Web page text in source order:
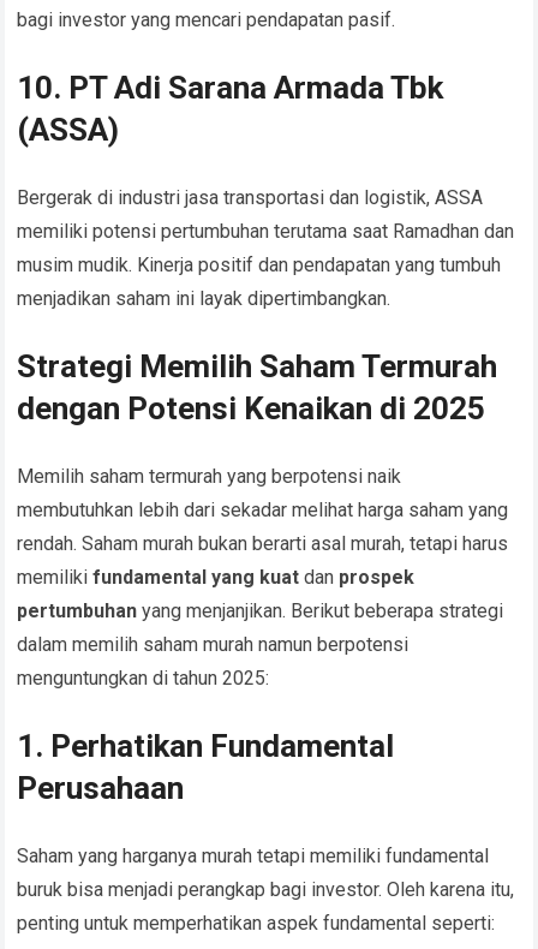
bagi investor yang mencari pendapatan pasif.
10. PT Adi Sarana Armada Tbk
(ASSA)
Bergerak di industri jasa transportasi dan logistik, ASSA
memiliki potensi pertumbuhan terutama saat Ramadhan dan
musim mudik. Kinerja positif dan pendapatan yang tumbuh
menjadikan saham ini layak dipertimbangkan.
Strategi Memilih Saham Termurah
dengan Potensi Kenaikan di 2025
Memilih saham termurah yang berpotensi naik
membutuhkan lebih dari sekadar melihat harga saham yang
rendah. Saham murah bukan berarti asal murah, tetapi harus
memilikifundamental yang kuat dan prospek
pertumbuhan yang menjanjikan. Berikut beberapa strategi
dalam memilih saham murah namun berpotensi
menguntungkan di tahun 2025:
1. Perhatikan Fundamental
Perusahaan
Saham yang harganya murah tetapi memiliki fundamental
buruk bisa menjadi perangkap bagi investor. Oleh karena itu,
penting untuk memperhatikan aspek fundamental seperti: